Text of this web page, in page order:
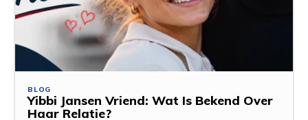
BLOG
Yibbi Jansen Vriend: Wat Is Bekend Over
Haar Relatie?